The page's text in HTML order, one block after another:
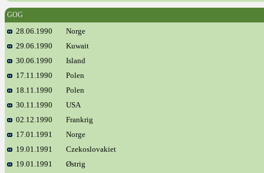
GOG
28.06.1990
Norge
29.06.1990
Kuwait
30.06.1990
Island
17.11.1990
Polen
18.11.1990
Polen
30.11.1990
USA
02.12.1990
Frankrig
17.01.1991
Norge
19.01.1991
Czekoslovakiet
19.01.1991
Østrig